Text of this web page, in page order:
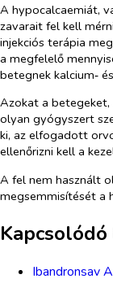
A hypocalcaemiát,
zavarait fel kell
injekciós terápia
a megfelelő
betegnek kalcium‑
Azokat a betegeket,
olyan gyógyszert
ki, az elfogadott
ellenőrizni kell a
A fel nem használt
megsemmisítését a
Ibandronsav